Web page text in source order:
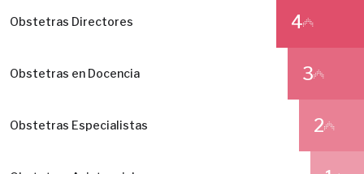
Obstetras Directores 4
Obstetras en Docencia 3
Obstetras Especialistas 2